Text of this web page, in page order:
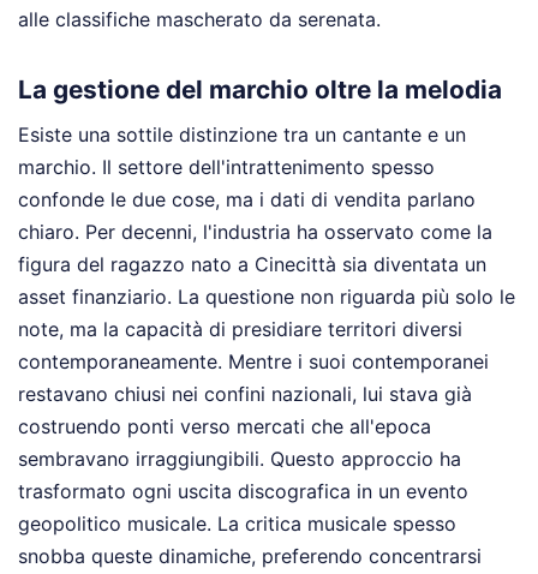
alle classifiche mascherato da serenata.
La gestione del marchio oltre la melodia
Esiste una sottile distinzione tra un cantante e un
marchio. Il settore dell'intrattenimento spesso
confonde le due cose, ma i dati di vendita parlano
chiaro. Per decenni, l'industria ha osservato come la
figura del ragazzo nato a Cinecittà sia diventata un
asset finanziario. La questione non riguarda più solo le
note, ma la capacità di presidiare territori diversi
contemporaneamente. Mentre i suoi contemporanei
restavano chiusi nei confini nazionali, lui stava già
costruendo ponti verso mercati che all'epoca
sembravano irraggiungibili. Questo approccio ha
trasformato ogni uscita discografica in un evento
geopolitico musicale. La critica musicale spesso
snobba queste dinamiche, preferendo concentrarsi